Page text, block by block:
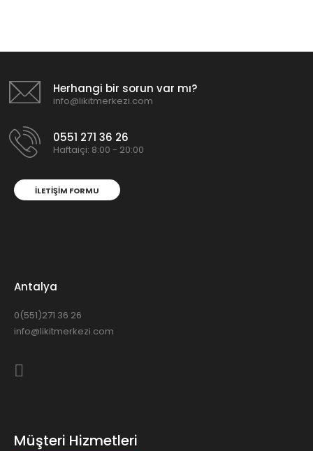
Herhangi bir sorun var mı?
info@likitmerkezi.com
0551 271 36 26
Haftaiçi: 8:00 - 20:00
İLETIŞIM FORMU
Antalya
0(551)271 36 26
info@likitmerkezi.com
Müşteri Hizmetleri